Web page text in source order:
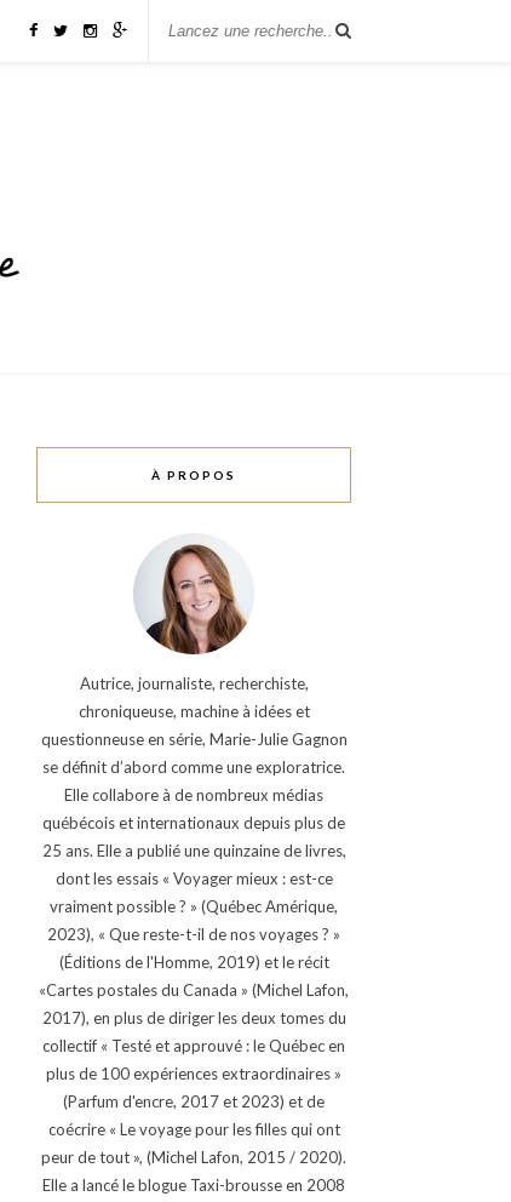
À PROPOS
Autrice, journaliste, recherchiste,
chroniqueuse, machine à idées et
questionneuse en série, Marie-Julie Gagnon
se définit d’abord comme une exploratrice.
Elle collabore à de nombreux médias
québécois et internationaux depuis plus de
25 ans. Elle a publié une quinzaine de livres,
dont les essais « Voyager mieux : est-ce
vraiment possible ? » (Québec Amérique,
2023), « Que reste-t-il de nos voyages ? »
(Éditions de l'Homme, 2019) et le récit
«Cartes postales du Canada » (Michel Lafon,
2017), en plus de diriger les deux tomes du
collectif « Testé et approuvé : le Québec en
plus de 100 expériences extraordinaires »
(Parfum d'encre, 2017 et 2023) et de
coécrire « Le voyage pour les filles qui ont
peur de tout », (Michel Lafon, 2015 / 2020).
Elle a lancé le blogue Taxi-brousse en 2008